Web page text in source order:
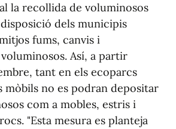
la recollida de voluminosos
dels municipis
fums, canvis i
Así, a partir
tant en els ecoparcs
mòbils no es podran depositar
com a mobles, estris i
"Esta mesura es planteja